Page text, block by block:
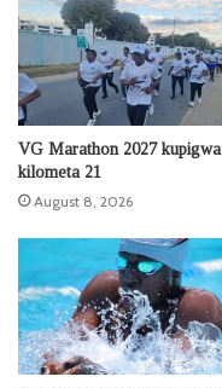
VG Marathon 2027 kupigwa
kilometa 21
August 8, 2026